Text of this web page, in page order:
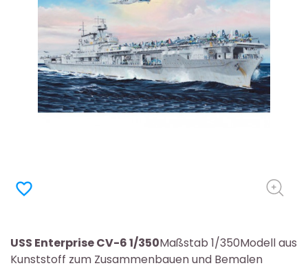
favorite_border
USS Enterprise CV-6 1/350Maßstab 1/350Modell aus
Kunststoff zum Zusammenbauen und Bemalen